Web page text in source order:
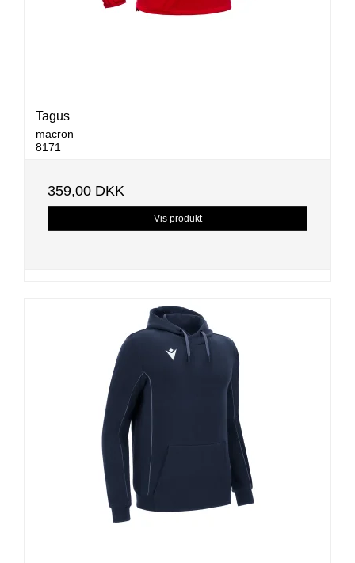
Tagus
macron
8171
359,00 DKK
Vis produkt